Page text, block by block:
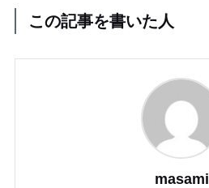
この記事を書いた人
masami